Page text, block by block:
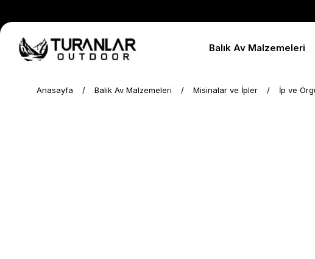
Balık Av Malzemeleri
Anasayfa Balık Av Malzemeleri Misinalar ve İpler İp ve